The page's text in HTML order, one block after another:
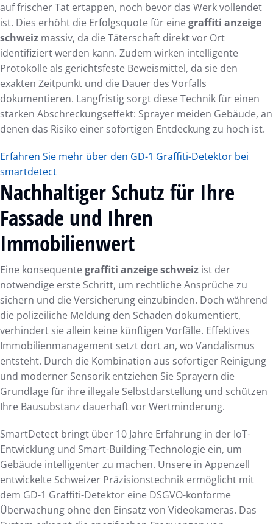
auf frischer Tat ertappen, noch bevor das Werk vollendet
ist. Dies erhöht die Erfolgsquote für einegraffiti anzeige
schweiz massiv, da die Täterschaft direkt vor Ort
identifiziert werden kann. Zudem wirken intelligente
Protokolle als gerichtsfeste Beweismittel, da sie den
exakten Zeitpunkt und die Dauer des Vorfalls
dokumentieren. Langfristig sorgt diese Technik für einen
starken Abschreckungseffekt: Sprayer meiden Gebäude, an
denen das Risiko einer sofortigen Entdeckung zu hoch ist.
Erfahren Sie mehr über den GD-1 Graffiti-Detektor bei
smartdetect
Nachhaltiger Schutz für Ihre
Fassade und Ihren
Immobilienwert
Eine konsequentegraffiti anzeige schweiz ist der
notwendige erste Schritt, um rechtliche Ansprüche zu
sichern und die Versicherung einzubinden. Doch während
die polizeiliche Meldung den Schaden dokumentiert,
verhindert sie allein keine künftigen Vorfälle. Effektives
Immobilienmanagement setzt dort an, wo Vandalismus
entsteht. Durch die Kombination aus sofortiger Reinigung
und moderner Sensorik entziehen Sie Sprayern die
Grundlage für ihre illegale Selbstdarstellung und schützen
Ihre Bausubstanz dauerhaft vor Wertminderung.
SmartDetect bringt über 10 Jahre Erfahrung in der IoT-
Entwicklung und Smart-Building-Technologie ein, um
Gebäude intelligenter zu machen. Unsere in Appenzell
entwickelte Schweizer Präzisionstechnik ermöglicht mit
dem GD-1 Graffiti-Detektor eine DSGVO-konforme
Überwachung ohne den Einsatz von Videokameras. Das